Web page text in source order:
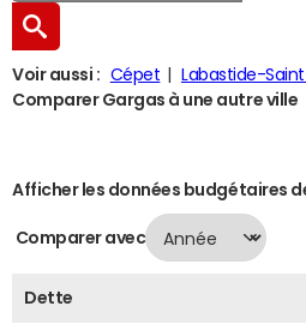
Voir aussi : Cépet Labastide-
Comparer Gargas à une autre ville
Afficher les données budgétaires
Comparer avec
Dette